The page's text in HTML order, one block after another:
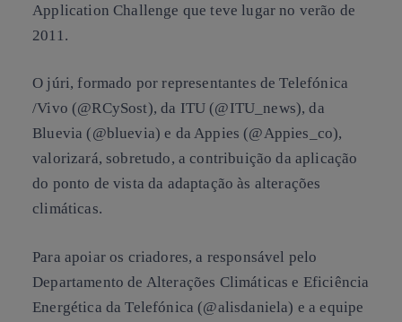
Application Challenge que teve lugar no verão de
2011.
O júri, formado por representantes de Telefónica
/Vivo (@RCySost), da ITU (@ITU_news), da
Bluevia (@bluevia) e da Appies (@Appies_co),
valorizará, sobretudo, a contribuição da aplicação
do ponto de vista da adaptação às alterações
climáticas.
Para apoiar os criadores, a responsável pelo
Departamento de Alterações Climáticas e Eficiência
Energética da Telefónica (@alisdaniela) e a equipe